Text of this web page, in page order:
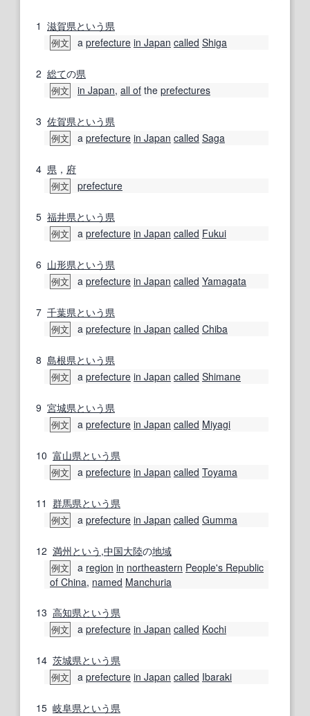
1 滋賀県という 県
例文 a prefecture in Japan called Shiga
2 総ての県
例文 in Japan, all of the prefectures
3 佐賀県という 県
例文 a prefecture in Japan called Saga
4 県 ， 府
例文 prefecture
5 福井県という 県
例文 a prefecture in Japan called Fukui
6 山形県という 県
例文 a prefecture in Japan called Yamagata
7 千葉県という 県
例文 a prefecture in Japan called Chiba
8 島根県という 県
例文 a prefecture in Japan called Shimane
9 宮城県という 県
例文 a prefecture in Japan called Miyagi
10 富山県という 県
例文 a prefecture in Japan called Toyama
11 群馬県という 県
例文 a prefecture in Japan called Gumma
12 満州という ,中国大陸の地域
例文 a region in northeastern People's Republic
of China, named Manchuria
13 高知県という 県
例文 a prefecture in Japan called Kochi
14 茨城県という 県
例文 a prefecture in Japan called Ibaraki
15 岐阜県という 県